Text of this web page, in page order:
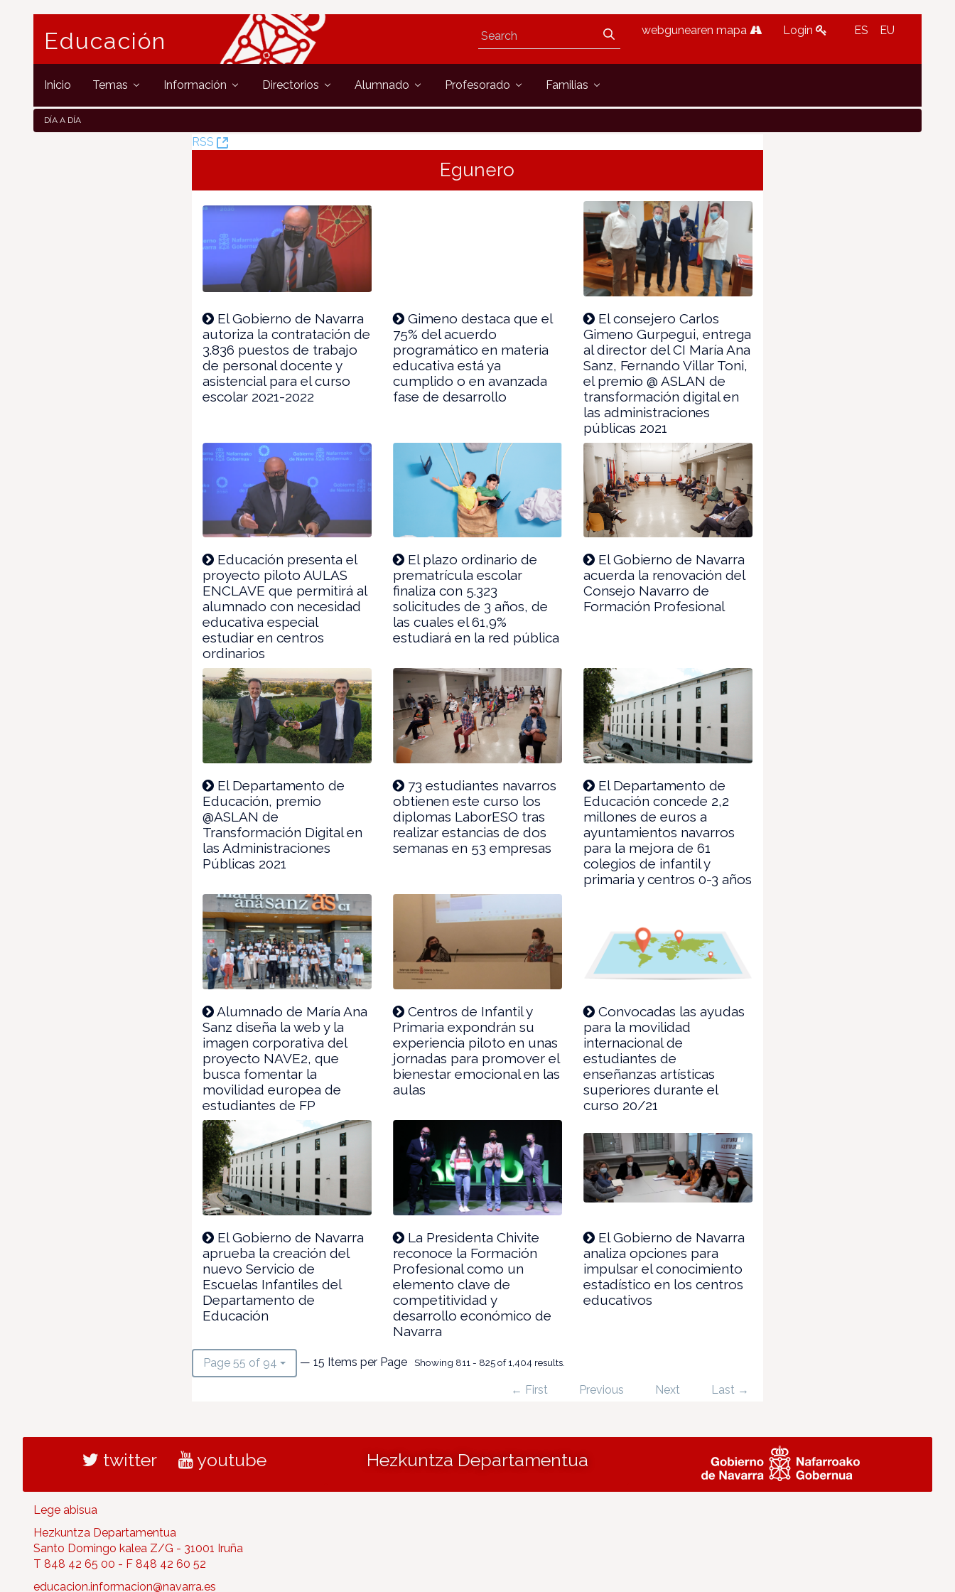
Educación webgunearen mapa Login ES EU
Inicio Temas Información Directorios Alumnado Profesorado Familias
DÍA A DÍA
RSS
(Opens
Egunero
El Gobierno de Navarra
autoriza la contratación de
3.836 puestos de trabajo
de personal docente y
asistencial para el curso
escolar 2021-2022
Gimeno destaca que el
75% del acuerdo
programático en materia
educativa está ya
cumplido o en avanzada
fase de desarrollo
El consejero Carlos
Gimeno Gurpegui, entrega
al director del CI María Ana
Sanz, Fernando Villar Toni,
el premio @ ASLAN de
transformación digital en
las administraciones
públicas 2021
Educación presenta el
proyecto piloto AULAS
ENCLAVE que permitirá al
alumnado con necesidad
educativa especial
estudiar en centros
ordinarios
El plazo ordinario de
prematrícula escolar
finaliza con 5.323
solicitudes de 3 años, de
las cuales el 61,9%
estudiará en la red pública
El Gobierno de Navarra
acuerda la renovación del
Consejo Navarro de
Formación Profesional
El Departamento de
Educación, premio
@ASLAN de
Transformación Digital en
las Administraciones
Públicas 2021
73 estudiantes navarros
obtienen este curso los
diplomas LaborESO tras
realizar estancias de dos
semanas en 53 empresas
El Departamento de
Educación concede 2,2
millones de euros a
ayuntamientos navarros
para la mejora de 61
colegios de infantil y
primaria y centros 0-3 años
Alumnado de María Ana
Sanz diseña la web y la
imagen corporativa del
proyecto NAVE2, que
busca fomentar la
movilidad europea de
estudiantes de FP
Centros de Infantil y
Primaria expondrán su
experiencia piloto en unas
jornadas para promover el
bienestar emocional en las
aulas
Convocadas las ayudas
para la movilidad
internacional de
estudiantes de
enseñanzas artísticas
superiores durante el
curso 20/21
El Gobierno de Navarra
aprueba la creación del
nuevo Servicio de
Escuelas Infantiles del
Departamento de
Educación
La Presidenta Chivite
reconoce la Formación
Profesional como un
elemento clave de
competitividad y
desarrollo económico de
Navarra
El Gobierno de Navarra
analiza opciones para
impulsar el conocimiento
estadístico en los centros
educativos
Page 55 of 94 — 15 Items per Page Showing 811 - 825 of 1,404 results.
← First Previous Next Last →
twitter youtube Hezkuntza Departamentua
Lege abisua
Hezkuntza Departamentua
Santo Domingo kalea Z/G - 31001 Iruña
T 848 42 65 00 - F 848 42 60 52
educacion.informacion@navarra.es